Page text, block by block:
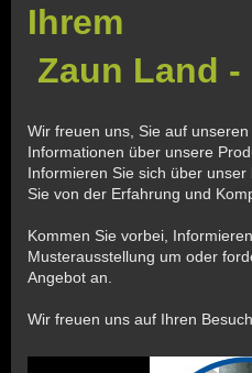
Zaun Land -
Wir freuen uns, Sie auf
Informationen über unsere
Informieren Sie sich über
Sie von der Erfahrung und
Kommen Sie vorbei,
Musterausstellung um oder
Angebot an.
Wir freuen uns auf Ihren